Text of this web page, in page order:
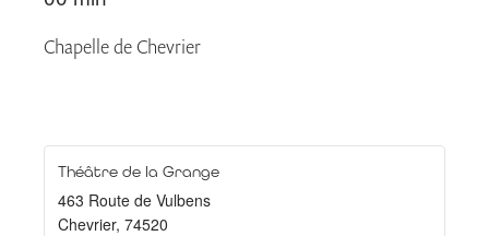
Chapelle de Chevrier
Théâtre de la Grange
463 Route de Vulbens
Chevrier, 74520